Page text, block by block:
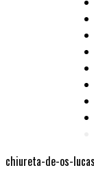
chiureta-de-os-